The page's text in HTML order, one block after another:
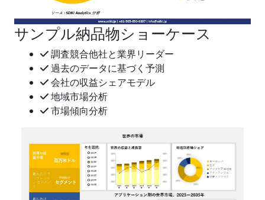
サンプル納品物ショーケース
調査競合他社と業界リーダー
過去のデータに基づく予測
会社の収益シェアモデル
地域市場分析
市場傾向分析